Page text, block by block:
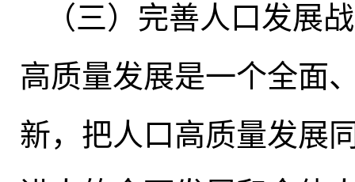
（三）完善人口发展
高质量发展是一个全面
新，把人口高质量发展